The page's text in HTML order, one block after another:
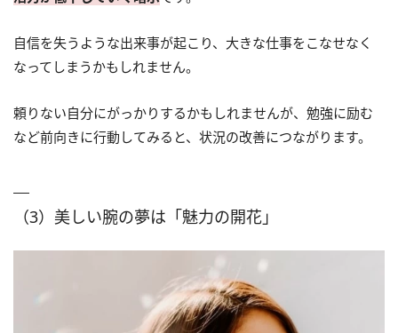
自信を失うような出来事が起こり、大きな仕事をこなせなく
なってしまうかもしれません。
頼りない自分にがっかりするかもしれませんが、勉強に励む
など前向きに行動してみると、状況の改善につながります。
（3）美しい腕の夢は「魅力の開花」